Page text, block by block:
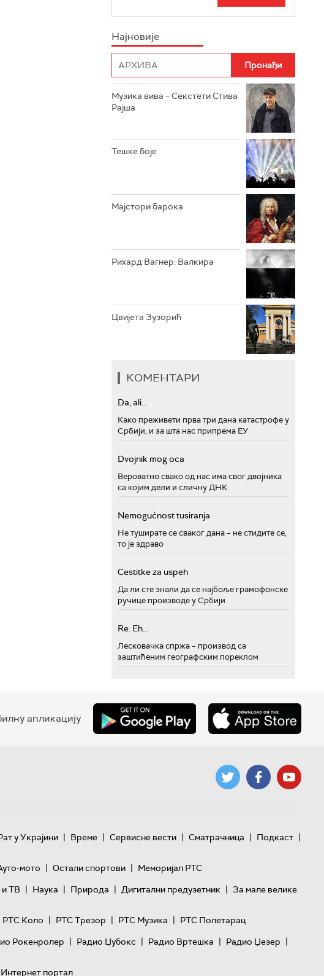
РАДИО РОКЕНРОЛЕР
РАДИО ЏУБОКС
РАДИО ВРТЕШКА
РАДИО ЏЕЗЕР
ИНФО
Најновије
Музика вива – Секстети Стива
Рајша
Тешке боје
Мајстори барока
Рихард Вагнер: Валкира
Цвијета Зузорић
КОМЕНТАРИ
Da, ali...
Како преживети прва три дана катастрофе у
Србији, и за шта нас припрема ЕУ
Dvojnik mog oca
Вероватно свако од нас има свог двојника
са којим дели и сличну ДНК
Nemogućnost tusiranja
Не туширате се сваког дана – не стидите се,
то је здраво
Cestitke za uspeh
Да ли сте знали да се најбоље грамофонске
ручице производе у Србији
Re: Eh...
Лесковачка спржа – производ са
заштићеним географским пореклом
апликацију
у Украјини | Време | Сервисне вести | Сматрачница | Подкаст |
мото | Остали спортови | Меморијал РТС
ТВ | Наука | Природа | Дигитални предузетник | За мале велике
РТС Коло | РТС Трезор | РТС Музика | РТС Полетарац
Рокенролер | Радио Џубокс | Радио Вртешка | Радио Џезер |
Интернет портал